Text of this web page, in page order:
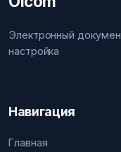
Электронный
настройка
Навигация
Главная